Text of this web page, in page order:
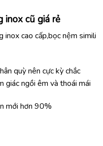
inox cũ giá rẻ
inox cao cấp,bọc nệm simili
quỳ nên cực kỳ chắc
giác ngồi êm và thoái mái
mới hơn 90%